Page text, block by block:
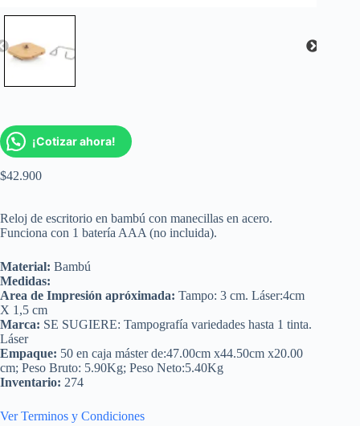
¡Cotizar ahora!
$42.900
Reloj de escritorio en bambú con manecillas en acero.
Funciona con 1 batería AAA (no incluida).
Material: Bambú
Medidas:
Area de Impresión apróximada: Tampo: 3 cm. Láser:4cm
X 1,5 cm
Marca: SE SUGIERE: Tampografía variedades hasta 1 tinta.
Láser
Empaque: 50 en caja máster de:47.00cm x44.50cm x20.00
cm; Peso Bruto: 5.90Kg; Peso Neto:5.40Kg
Inventario: 274
Ver Terminos y Condiciones